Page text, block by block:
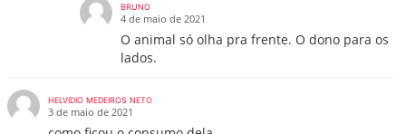
BRUNO
4 de maio de 2021
O animal só olha pra frente. O dono para os
lados.
HELVIDIO MEDEIROS NETO
3 de maio de 2021